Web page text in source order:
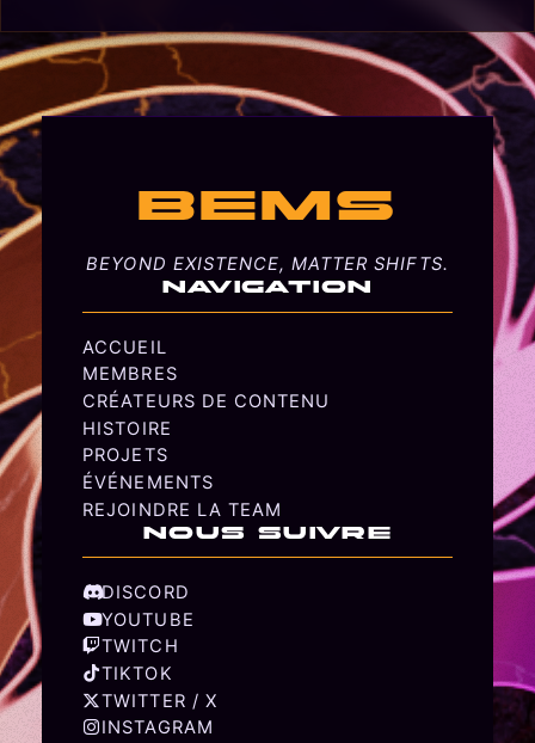
BEMS
BEYOND EXISTENCE, MATTER SHIFTS.
NAVIGATION
ACCUEIL
MEMBRES
CRÉATEURS DE CONTENU
HISTOIRE
PROJETS
ÉVÉNEMENTS
REJOINDRE LA TEAM
NOUS SUIVRE
DISCORD
YOUTUBE
TWITCH
TIKTOK
TWITTER / X
INSTAGRAM